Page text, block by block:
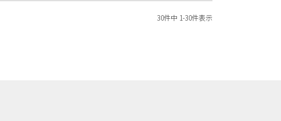
30件中 1-30件表示